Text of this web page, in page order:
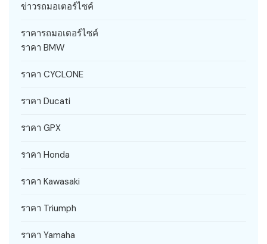
ข่าวรถมอเตอร์ไซค์
ราคารถมอเตอร์ไซค์
ราคา BMW
ราคา CYCLONE
ราคา Ducati
ราคา GPX
ราคา Honda
ราคา Kawasaki
ราคา Triumph
ราคา Yamaha